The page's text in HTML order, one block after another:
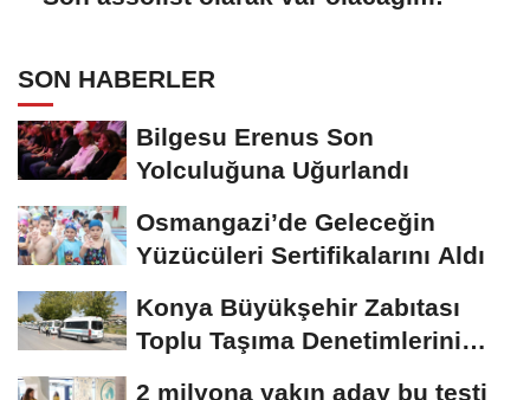
SON HABERLER
Bilgesu Erenus Son
Yolculuğuna Uğurlandı
Osmangazi’de Geleceğin
Yüzücüleri Sertifikalarını Aldı
Konya Büyükşehir Zabıtası
Toplu Taşıma Denetimlerini
2 milyona yakın aday bu testi